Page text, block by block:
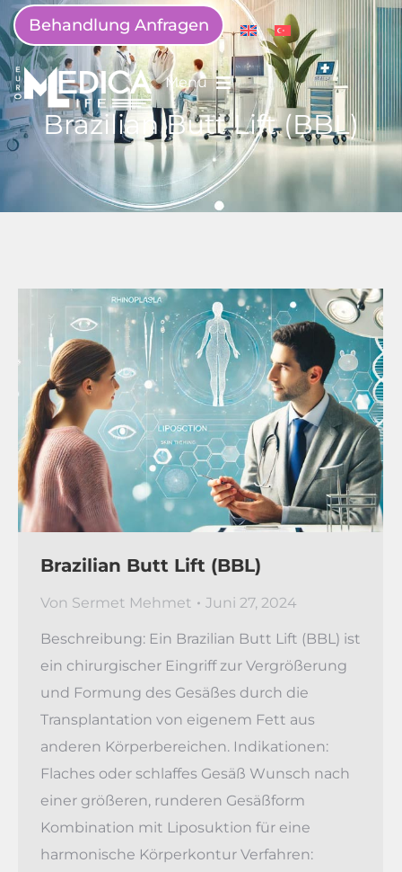
Behandlung Anfragen
Menü
Brazilian Butt Lift (BBL)
Brazilian Butt Lift (BBL)
Von Sermet Mehmet Juni 27, 2024
Beschreibung: Ein Brazilian Butt Lift (BBL) ist
ein chirurgischer Eingriff zur Vergrößerung
und Formung des Gesäßes durch die
Transplantation von eigenem Fett aus
anderen Körperbereichen. Indikationen:
Flaches oder schlaffes Gesäß Wunsch nach
einer größeren, runderen Gesäßform
Kombination mit Liposuktion für eine
harmonische Körperkontur Verfahren: